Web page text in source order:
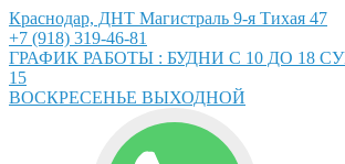
Краснодар, ДНТ Магистраль 9-я Тихая 47
+7 (918) 319-46-81
ГРАФИК РАБОТЫ : БУДНИ С 10 ДО 18
15
ВОСКРЕСЕНЬЕ ВЫХОДНОЙ